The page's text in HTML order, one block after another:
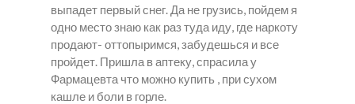
выпадет первый снег. Да не грузись, пойдем я
одно место знаю как раз туда иду, где наркоту
продают- оттопыримся, забудешься и все
пройдет. Пришла в аптеку, спрасила у
Фармацевта что можно купить , при сухом
кашле и боли в горле.